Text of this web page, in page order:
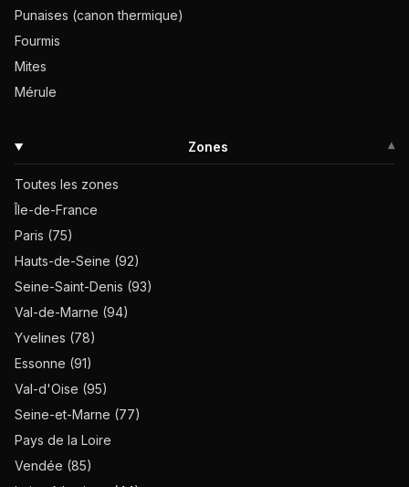
Punaises (canon thermique)
Fourmis
Mites
Mérule
Zones ▾
Toutes les zones
Île-de-France
Paris (75)
Hauts-de-Seine (92)
Seine-Saint-Denis (93)
Val-de-Marne (94)
Yvelines (78)
Essonne (91)
Val-d'Oise (95)
Seine-et-Marne (77)
Pays de la Loire
Vendée (85)